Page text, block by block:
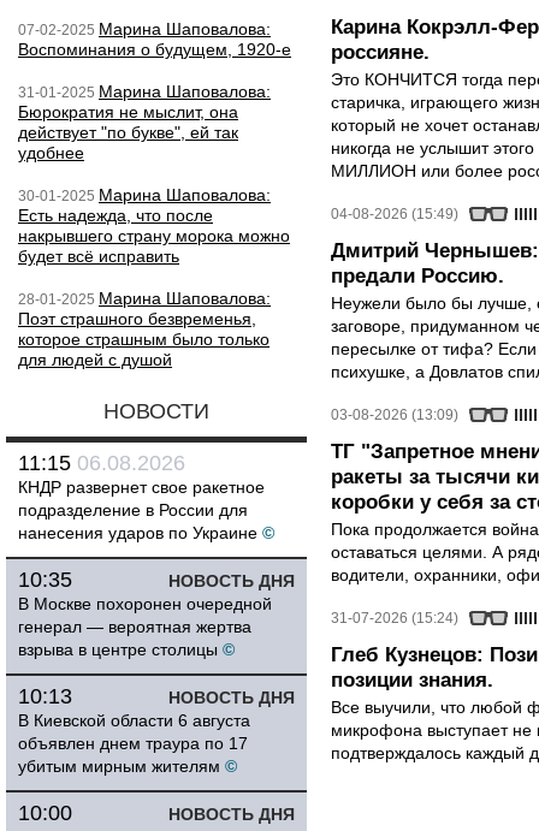
07-02-2025 Марина Шаповалова:
Воспоминания о будущем, 1920-е
31-01-2025 Марина Шаповалова:
Бюрократия не мыслит, она
действует "по букве", ей так
удобнее
30-01-2025 Марина Шаповалова:
Есть надежда, что после
накрывшего страну морока можно
будет всё исправить
28-01-2025 Марина Шаповалова:
Поэт страшного безвременья,
которое страшным было только
для людей с душой
НОВОСТИ
11:15 06.08.2026
КНДР развернет свое ракетное
подразделение в России для
нанесения ударов по Украине ©
НОВОСТЬ ДНЯ
10:35
В Москве похоронен очередной
генерал — вероятная жертва
взрыва в центре столицы ©
НОВОСТЬ ДНЯ
10:13
В Киевской области 6 августа
объявлен днем траура по 17
убитым мирным жителям ©
НОВОСТЬ ДНЯ
10:00
Карина Кокрэлл-
россияне.
Это КОНЧИТСЯ тогда
старичка, играющего
который не хочет
никогда не услышит
МИЛЛИОН или более
04-08-2026 (15:49)
Дмитрий Чернышев:
предали Россию.
Неужели было бы лучше,
заговоре, придуманном
пересылке от тифа?
психушке, а Довлатов
03-08-2026 (13:09)
ТГ "Запретное
ракеты за тысячи
коробки у себя за
Пока продолжается
оставаться целями. А
водители, охранники,
31-07-2026 (15:24)
Глеб Кузнецов:
позиции знания.
Все выучили, что любой
микрофона выступает не
подтверждалось каждый